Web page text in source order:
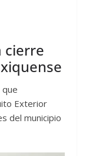
cierre
Exterior
del municipio